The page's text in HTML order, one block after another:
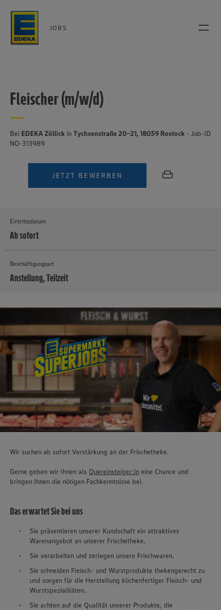
JOBS
Fleischer (m/w/d)
Bei EDEKA Zöllick in Tychsenstraße 20-21, 18059 Rostock - Job-ID
NO-313989
JETZT BEWERBEN
Eintrittsdatum
Ab sofort
Beschäftigungsart
Anstellung, Teilzeit
Wir suchen ab sofort Verstärkung an der Frischetheke.
Gerne geben wir Ihnen als Quereinsteiger:in eine Chance und
bringen Ihnen die nötigen Fachkenntnisse bei.
Das erwartet Sie bei uns
Sie präsentieren unserer Kundschaft ein attraktives
Warenangebot an unserer Frischetheke.
Sie verarbeiten und zerlegen unsere Frischwaren.
Sie schneiden Fleisch- und Wurstprodukte thekengerecht zu
und sorgen für die Herstellung küchenfertiger Fleisch- und
Wurstspezialitäten.
Sie achten auf die Qualität unserer Produkte, die